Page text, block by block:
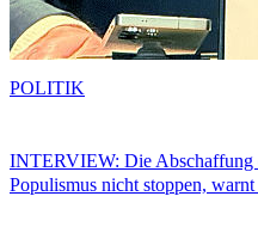
INTERVIEW: Die Abschaffung
Populismus nicht stoppen,
POLITIK